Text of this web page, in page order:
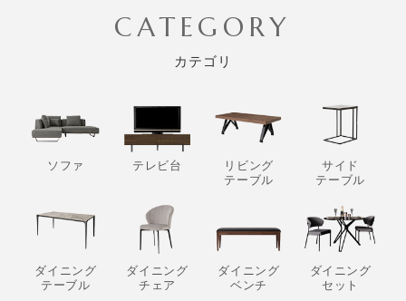
CATEGORY
カテゴリ
ソファ テレビ台
リビング
テーブル
サイド
テーブル
ダイニング
テーブル
ダイニング
チェア
ダイニング
ベンチ
ダイニング
セット